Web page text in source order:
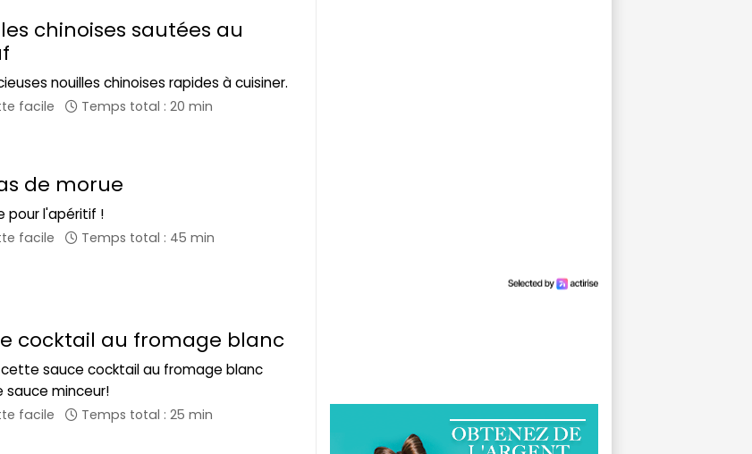
chinoises sautées au
nouilles chinoises rapides à cuisiner.
facile Temps total : 20 min
de morue
pour l'apéritif !
facile Temps total : 45 min
cocktail au fromage blanc
cette sauce cocktail au fromage blanc
sauce minceur!
facile Temps total : 25 min